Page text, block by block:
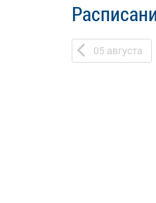
05 августа